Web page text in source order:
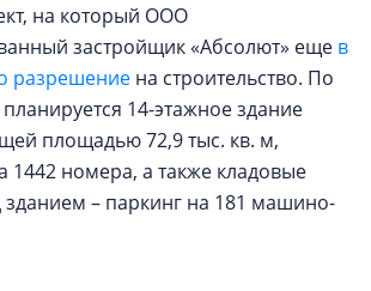
на который ООО
застройщик «Абсолют» еще в
разрешение на строительство. По
14-этажное здание
площадью 72,9 тыс. кв. м,
1442 номера, а также кладовые
– паркинг на 181 машино-